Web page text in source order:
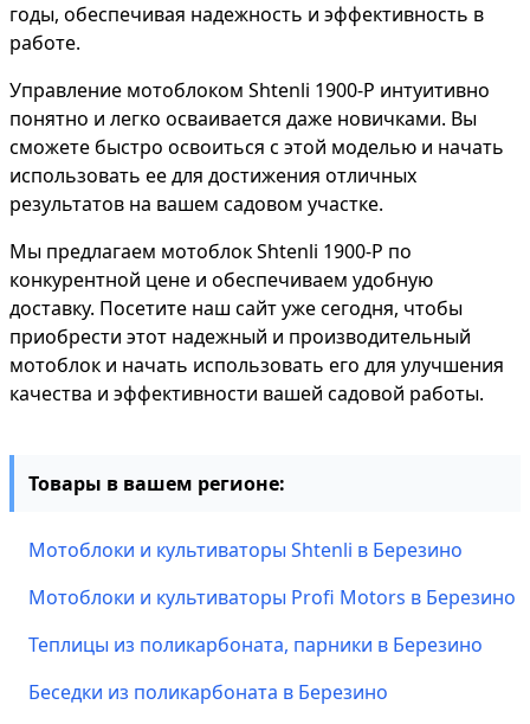
годы, обеспечивая надежность и эффективность в
работе.
Управление мотоблоком Shtenli 1900-P интуитивно
понятно и легко осваивается даже новичками. Вы
сможете быстро освоиться с этой моделью и начать
использовать ее для достижения отличных
результатов на вашем садовом участке.
Мы предлагаем мотоблок Shtenli 1900-P по
конкурентной цене и обеспечиваем удобную
доставку. Посетите наш сайт уже сегодня, чтобы
приобрести этот надежный и производительный
мотоблок и начать использовать его для улучшения
качества и эффективности вашей садовой работы.
Товары в вашем регионе:
Мотоблоки и культиваторы Shtenli в Березино
Мотоблоки и культиваторы Profi Motors в Березино
Теплицы из поликарбоната, парники в Березино
Беседки из поликарбоната в Березино